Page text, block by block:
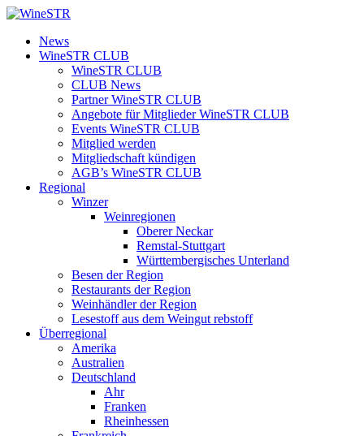
Zum
springen
WineSTR
News
WineSTR CLUB
WineSTR CLUB
CLUB News
Partner WineSTR CLUB
Angebote für Mitglieder WineSTR CLUB
Events WineSTR CLUB
Mitglied werden
Mitgliedschaft kündigen
AGB’s WineSTR CLUB
Regional
Winzer
Weinregionen
Oberer Neckar
Remstal-Stuttgart
Württembergisches Unterland
Besen der Region
Restaurants der Region
Weinhändler der Region
Lesestoff aus dem Weingut rebstoff
Überregional
Amerika
Australien
Deutschland
Ahr
Franken
Rheinhessen